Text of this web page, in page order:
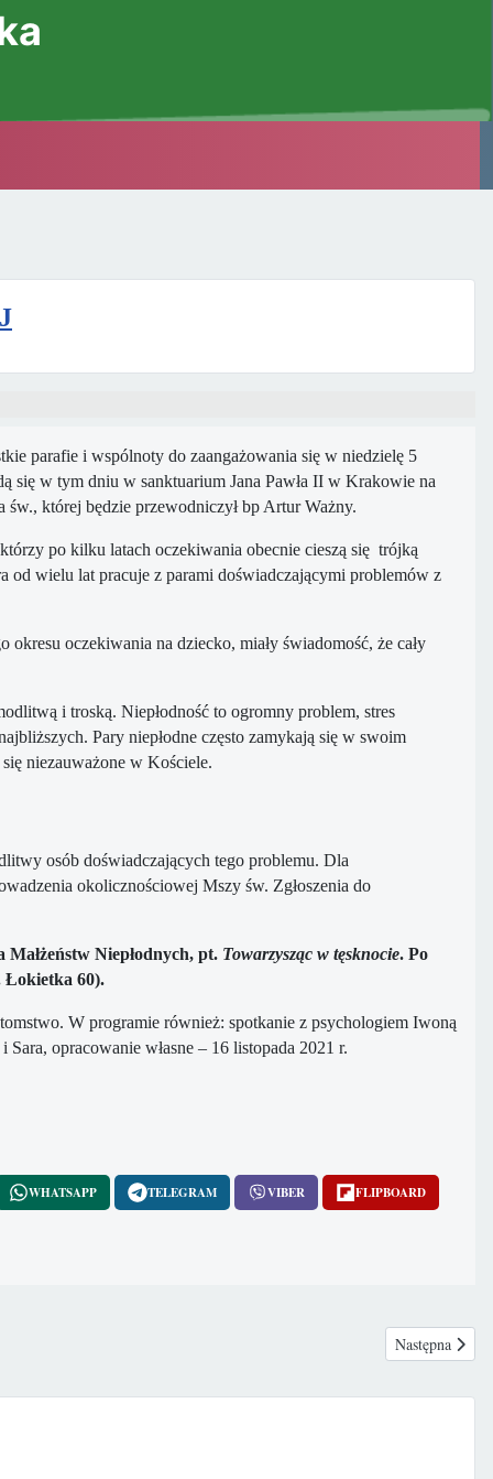
parafie i wspólnoty do zaangażowania się w niedzielę 5
się w tym dniu w sanktuarium Jana Pawła II w Krakowie na
której będzie przewodniczył bp Artur Ważny.
po kilku latach oczekiwania obecnie cieszą się trójką
od wielu lat pracuje z parami doświadczającymi problemów z
oczekiwania na dziecko, miały świadomość, że cały
i troską. Niepłodność to ogromny problem, stres
Pary niepłodne często zamykają się w swoim
niezauważone w Kościele.
osób doświadczających tego problemu. Dla
okolicznościowej Mszy św. Zgłoszenia do
Niepłodnych, pt. Towarzysząc w tęsknocie. Po
Łokietka 60).
W programie również: spotkanie z psychologiem Iwoną
opracowanie własne – 16 listopada 2021 r.
WHATSAPP TELEGRAM VIBER FLIPBOARD
Następna
Następna